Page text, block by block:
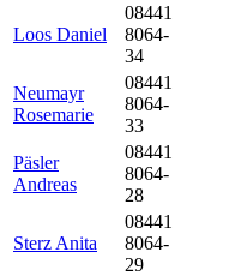
Loos Daniel
08441
8064-
34
Neumayr
Rosemarie
08441
8064-
33
Päsler
Andreas
08441
8064-
28
Sterz Anita
08441
8064-
29